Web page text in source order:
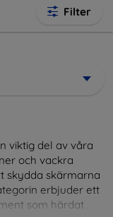
Filter
viktig del av våra
och vackra
skydda skärmarna
erbjuder ett
som härdat